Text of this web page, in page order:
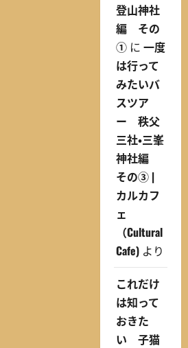
登山神社
編 その
①に 一度
は行って
みたいバ
スツア
ー 秩父
三社・三峯
神社編
その③ |
カルカフ
ェ
（Cultural
Cafe)より
これだけ
は知って
おきた
い 子猫